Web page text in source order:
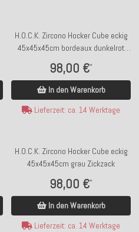
H.O.C.K. Zircono Hocker Cube eckig
45x45x45cm bordeaux dunkelrot
98,00 €*
In den Warenkorb
Lieferzeit: ca. 14 Werktage
H.O.C.K. Zircono Hocker Cube eckig
45x45x45cm grau Zickzack
98,00 €*
In den Warenkorb
Lieferzeit: ca. 14 Werktage